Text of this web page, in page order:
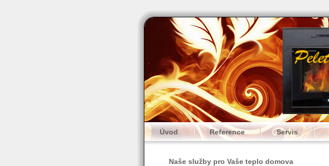
Úvod Reference Servis
Naše služby pro Vaše teplo domova